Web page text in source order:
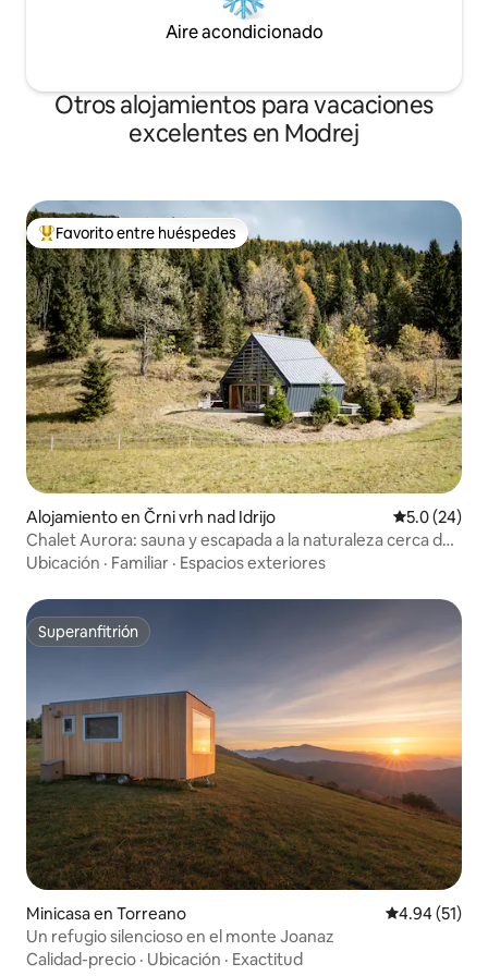
disfrutar de los festivales locales que
ofrecen una variedad de gustos
Aire acondicionado
Otros alojamientos para vacaciones
excelentes en Modrej
Favorito entre huéspedes preferido
Favorito entre huéspedes
Alojamiento en Črni vrh nad Idrijo Calificación
5.0 (24)
Chalet Aurora: sauna y escapada a la naturaleza cerca de
Idrija
Ubicación · Familiar · Espacios exteriores
Superanfitrión
Superanfitrión
Minicasa en Torreano Calificación
4.94 (51)
Un refugio silencioso en el monte Joanaz
Calidad-precio · Ubicación · Exactitud